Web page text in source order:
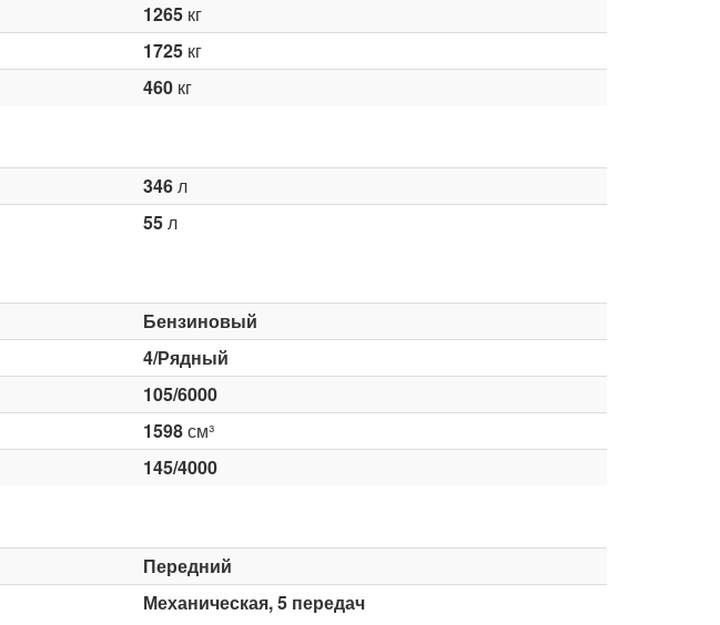
1265кг
1725кг
460кг
346л
55л
Бензиновый
4/Рядный
105/6000
1598см³
145/4000
Передний
Механическая, 5 передач